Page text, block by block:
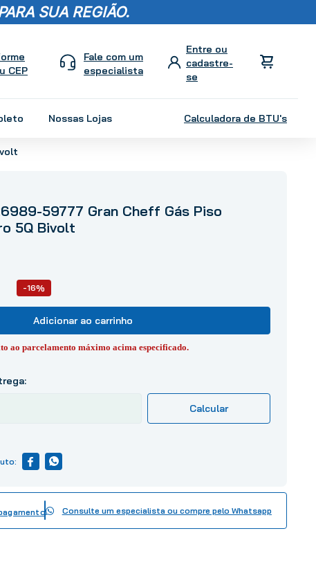
SUA REGIÃO.
CEP
Fale com um
especialista
Nossas Lojas Calculadora de BTU's
59777 Gran Cheff Gás Piso
5Q Bivolt
-16%
Adicionar ao carrinho
ao parcelamento máximo acima especificado.
Consulte um especialista ou compre pelo Whatsapp